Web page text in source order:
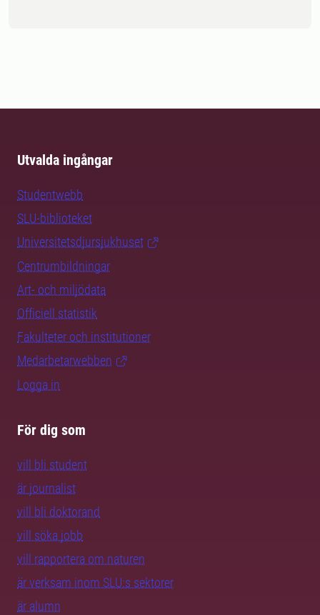
Utvalda ingångar
Studentwebb
SLU-biblioteket
Universitetsdjursjukhuset
Centrumbildningar
Art- och miljödata
Officiell statistik
Fakulteter och institutioner
Medarbetarwebben
Logga in
För dig som
vill bli student
är journalist
vill bli doktorand
vill söka jobb
vill rapportera om naturen
är verksam inom SLU:s sektorer
är alumn